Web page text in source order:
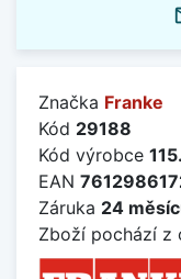
Značka Franke
Kód 29188
Kód výrobce
EAN
Záruka 24
Zboží pochází z